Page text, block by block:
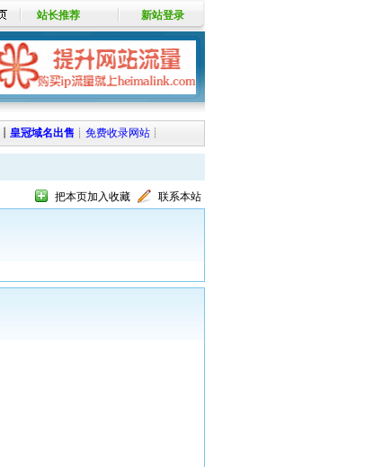
站长推荐 新站登录
┊ 皇冠域名出售 ┊ 免费收录网站 ┊
把本页加入收藏 联系本站